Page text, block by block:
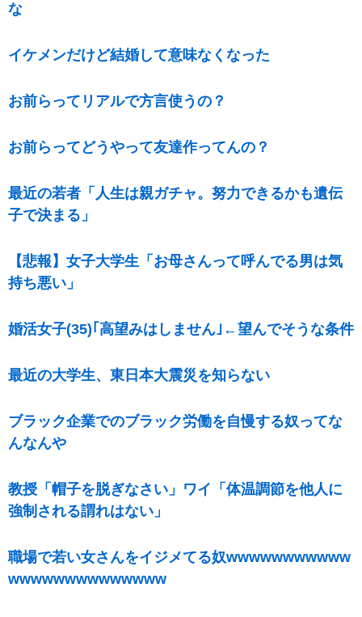
な
イケメンだけど結婚して意味なくなった
お前らってリアルで方言使うの？
お前らってどうやって友達作ってんの？
最近の若者「人生は親ガチャ。努力できるかも遺伝
子で決まる」
【悲報】女子大学生「お母さんって呼んでる男は気
持ち悪い」
婚活女子(35)｢高望みはしません｣←望んでそうな条件
最近の大学生、東日本大震災を知らない
ブラック企業でのブラック労働を自慢する奴ってな
んなんや
教授「帽子を脱ぎなさい」ワイ「体温調節を他人に
強制される謂れはない」
職場で若い女さんをイジメてる奴wwwwwwwwwww
wwwwwwwwwwwwww